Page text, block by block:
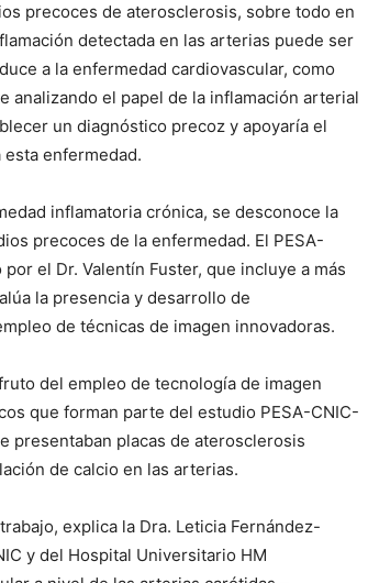
precoces de aterosclerosis, sobre todo en
detectada en las arterias puede ser
a la enfermedad cardiovascular, como
analizando el papel de la inflamación arterial
un diagnóstico precoz y apoyaría el
enfermedad.
inflamatoria crónica, se desconoce la
precoces de la enfermedad. El PESA-
el Dr. Valentín Fuster, que incluye a más
la presencia y desarrollo de
de técnicas de imagen innovadoras.
del empleo de tecnología de imagen
que forman parte del estudio PESA-CNIC-
presentaban placas de aterosclerosis
de calcio en las arterias.
explica la Dra. Leticia Fernández-
y del Hospital Universitario HM